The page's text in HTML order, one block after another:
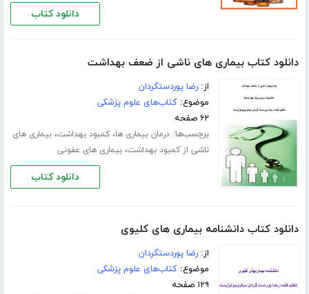
دانلود کتاب
دانلود کتاب بیماری های ناشی از ضعف بهداشت
از:رضا پوردستگردان
موضوع:کتاب‌های علوم پزشکی
۶۲ صفحه
برچسب‌ها:درمان بیماری ها،کمبود بهداشت،بیماری های
ناشی از کمبود بهداشت،بیماری های عفونی
دانلود کتاب
دانلود کتاب دانشنامه بیماری های کلیوی
از:رضا پوردستگردان
موضوع:کتاب‌های علوم پزشکی
۱۲۹ صفحه